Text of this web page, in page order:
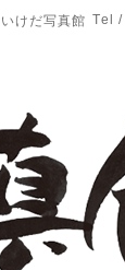
いけだ写真館 Tel